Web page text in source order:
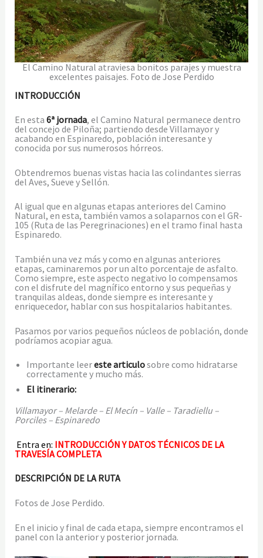
El Camino Natural atraviesa bonitos parajes y muestra
excelentes paisajes. Foto de Jose Perdido
INTRODUCCIÓN
En esta 6ª jornada, el Camino Natural permanece dentro
del concejo de Piloña; partiendo desde Villamayor y
acabando en Espinaredo, población interesante y
conocida por sus numerosos hórreos.
Obtendremos buenas vistas hacia las colindantes sierras
del Aves, Sueve y Sellón.
Al igual que en algunas etapas anteriores del Camino
Natural, en esta, también vamos a solaparnos con el GR-
105 (Ruta de las Peregrinaciones) en el tramo final hasta
Espinaredo.
También una vez más y como en algunas anteriores
etapas, caminaremos por un alto porcentaje de asfalto.
Como siempre, este aspecto negativo lo compensamos
con el disfrute del magnífico entorno y sus pequeñas y
tranquilas aldeas, donde siempre es interesante y
enriquecedor, hablar con sus hospitalarios habitantes.
Pasamos por varios pequeños núcleos de población, donde
podríamos acopiar agua.
Importante leereste articulosobre como hidratarse
correctamente y mucho más.
El itinerario:
Villamayor – Melarde – El Mecín – Valle – Taradiellu –
Porciles – Espinaredo
Entra en: INTRODUCCIÓN Y DATOS TÉCNICOS DE LA
TRAVESÍA COMPLETA
DESCRIPCIÓN DE LA RUTA
Fotos de Jose Perdido.
En el inicio y final de cada etapa, siempre encontramos el
panel con la anterior y posterior jornada.